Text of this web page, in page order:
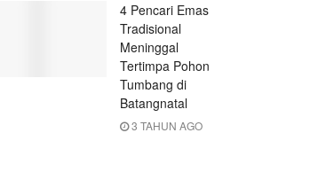
4 Pencari Emas
Tradisional
Meninggal
Tertimpa Pohon
Tumbang di
Batangnatal
3 TAHUN AGO